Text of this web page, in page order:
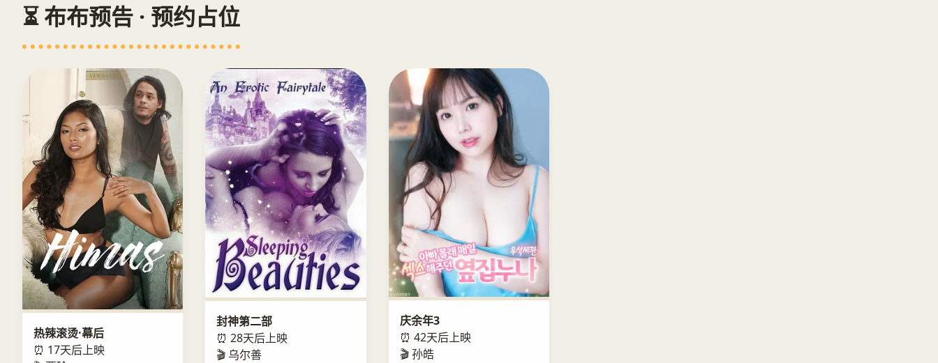
⏳ 布布预告 · 预约占位
热辣滚烫·幕后
⏰ 17天后上映
封神第二部
⏰ 28天后上映
🎬 乌尔善
庆余年3
⏰ 42天后上映
🎬 孙皓